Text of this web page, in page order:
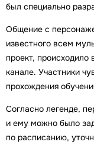
был специально
Общение с
известного всем
проект, происходило
канале. Участники
прохождения
Согласно легенде,
и ему можно было
по расписанию,